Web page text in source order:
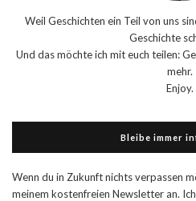
Weil Geschichten ein Teil von uns
Geschichte
Und das möchte ich mit euch teilen:
mehr.
Enjoy.
Bleibe immer
Wenn du in Zukunft nichts verpassen
meinem kostenfreien Newsletter an.